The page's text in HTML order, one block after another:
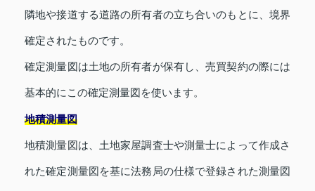
隣地や接道する道路の所有者の立ち合いのもとに、境界
確定されたものです。
確定測量図は土地の所有者が保有し、売買契約の際には
基本的にこの確定測量図を使います。
地積測量図
地積測量図は、土地家屋調査士や測量士によって作成さ
れた確定測量図を基に法務局の仕様で登録された測量図